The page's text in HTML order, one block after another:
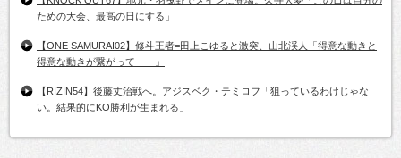
ための大会、最高の日にする」
【ONE SAMURAI02】修斗王者=田上こゆると激突、山北渓人「得意な動きと
得意な動きが繋がって――」
【RIZIN54】後藤丈治戦へ。アジスベク・テミロフ「狙っているわけじゃな
い。結果的にKO勝利が生まれる」